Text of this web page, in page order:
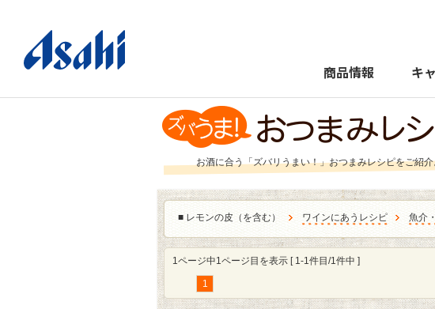
商品情報 キ
お酒に合う「ズバリうまい！」おつまみレシピをご紹介
■ レモンの皮（を含む） ワインにあうレシピ 魚介
1ページ中1ページ目を表示 [ 1-1件目/1件中 ]
1